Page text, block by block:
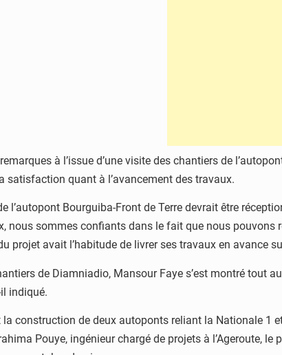
à l’issue d’une visite des chantiers de
satisfaction quant à l’avancement des travaux.
l’autopont Bourguiba-Front de Terre devrait être
nous sommes confiants dans le fait que nous
projet avait l’habitude de livrer ses travaux en avance
de Diamniadio, Mansour Faye s’est montré tout
indiqué.
construction de deux autoponts reliant la Nationale 1
Pouye, ingénieur chargé de projets à l’Ageroute,